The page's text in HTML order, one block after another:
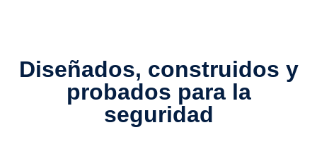
Diseñados, construidos y
probados para la
seguridad